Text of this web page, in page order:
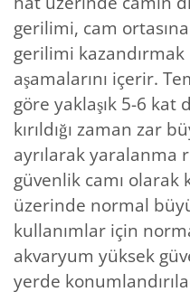
gerilimi, cam
gerilimi kazandırmak
aşamalarını içerir.
göre yaklaşık 5-6 kat
kırıldığı zaman zar
ayrılarak yaralanma
güvenlik camı olarak
üzerinde normal
kullanımlar için
akvaryum yüksek
yerde